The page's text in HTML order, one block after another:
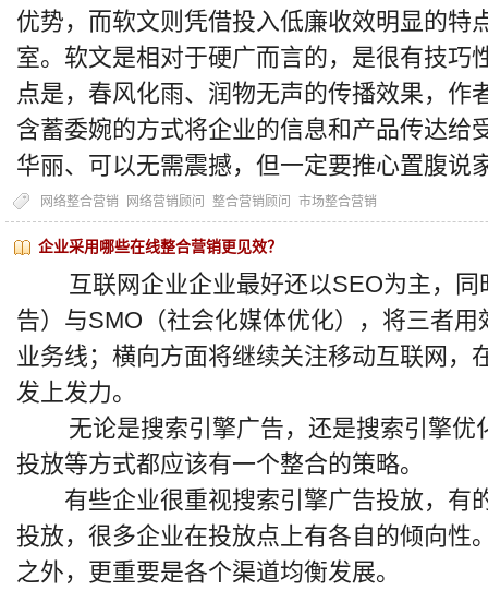
优势，而软文则凭借投入低廉收效明显的特
室。软文是相对于硬广而言的，是很有技巧
点是，春风化雨、润物无声的传播效果，作
含蓄委婉的方式将企业的信息和产品传达给
华丽、可以无需震撼，但一定要推心置腹
网络整合营销 网络营销顾问 整合营销顾问 市场整合营销
企业采用哪些在线整合营销更见效？
互联网企业企业最好还以SEO为主，同
告）与SMO（社会化媒体优化），将三者
业务线；横向方面将继续关注移动互联网，
发上发力。
无论是搜索引擎广告，还是搜索引擎优
投放等方式都应该有一个整合的策略。
有些企业很重视搜索引擎广告投放，有
投放，很多企业在投放点上有各自的倾向性
之外，更重要是各个渠道均衡发展。